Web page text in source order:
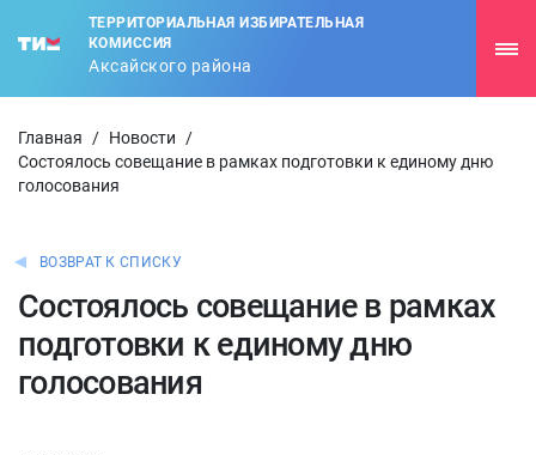
ТЕРРИТОРИАЛЬНАЯ ИЗБИРАТЕЛЬНАЯ
КОМИССИЯ
Аксайского района
Главная / Новости
/
Состоялось совещание в рамках подготовки к единому дню
голосования
ВОЗВРАТ К СПИСКУ
Состоялось совещание в рамках
подготовки к единому дню
голосования